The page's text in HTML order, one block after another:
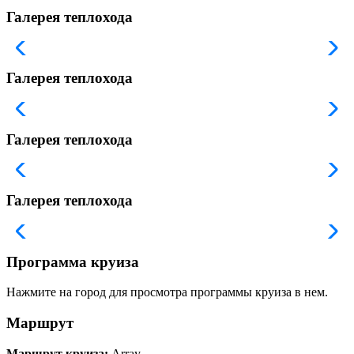
Галерея теплохода
Галерея теплохода
Галерея теплохода
Галерея теплохода
Программа круиза
Нажмите на город для просмотра программы круиза в нем.
Маршрут